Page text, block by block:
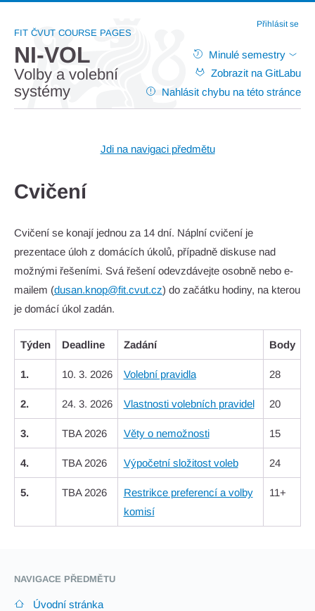
Přihlásit se
FIT ČVUT COURSE PAGES
NI-VOL
Volby a volební
systémy
Minulé semestry
Zobrazit na GitLabu
Nahlásit chybu na této stránce
Jdi na navigaci předmětu
Cvičení
Cvičení se konají jednou za 14 dní. Náplní cvičení je
prezentace úloh z domácích úkolů, případně diskuse nad
možnými řešeními. Svá řešení odevzdávejte osobně nebo e-
mailem (dusan.knop@fit.cvut.cz) do začátku hodiny, na kterou
je domácí úkol zadán.
Týden Deadline Zadání Body
1. 10. 3. 2026 Volební pravidla 28
2. 24. 3. 2026 Vlastnosti volebních pravidel 20
3. TBA 2026 Věty o nemožnosti 15
4. TBA 2026 Výpočetní složitost voleb 24
5. TBA 2026
Restrikce preferencí a volby
komisí
11+
NAVIGACE PŘEDMĚTU
Úvodní stránka